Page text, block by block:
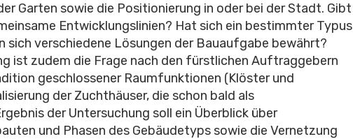
Garten sowie die Positionierung in oder bei der Stadt. Gibt
Entwicklungslinien? Hat sich ein bestimmter Typus
sich verschiedene Lösungen der Bauaufgabe bewährt?
ist zudem die Frage nach den fürstlichen Auftraggebern
geschlossener Raumfunktionen (Klöster und
der Zuchthäuser, die schon bald als
der Untersuchung soll ein Überblick über
und Phasen des Gebäudetyps sowie die Vernetzung